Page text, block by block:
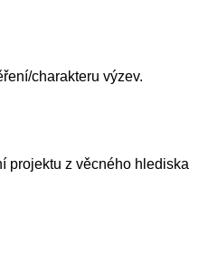
charakteru výzev.
projektu z věcného hlediska